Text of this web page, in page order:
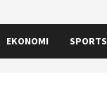
EKONOMI SPORTS